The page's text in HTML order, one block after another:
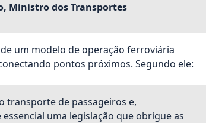
Ministro dos Transportes
um modelo de operação ferroviária
pontos próximos. Segundo ele:
transporte de passageiros e,
uma legislação que obrigue as